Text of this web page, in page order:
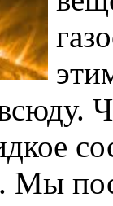
Мы